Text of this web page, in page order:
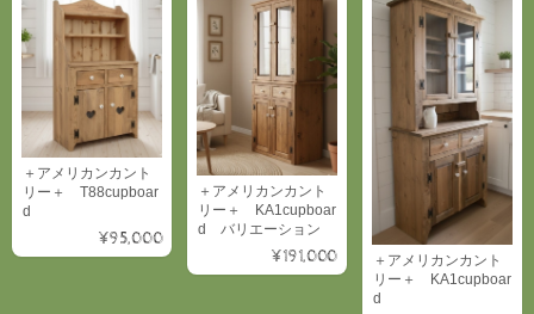
＋アメリカンカント
リー＋ T88cupboar
d
¥95,000
＋アメリカンカント
リー＋ KA1cupboar
d バリエーション
¥191,000
＋アメリカンカント
リー＋ KA1cupboar
d